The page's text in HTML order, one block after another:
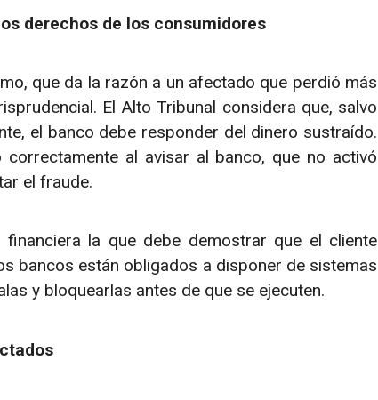
derechos de los consumidores
que da la razón a un afectado que perdió más
El Alto Tribunal considera que, salvo
el banco debe responder del dinero sustraído.
al avisar al banco, que no activó
el fraude.
la que debe demostrar que el cliente
bancos están obligados a disponer de sistemas
y bloquearlas antes de que se ejecuten.